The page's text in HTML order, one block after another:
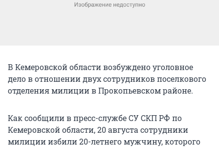
В Кемеровской области возбуждено уголовное
дело в отношении двух сотрудников поселкового
отделения милиции в Прокопьевском районе.
Как сообщили в пресс-службе СУ СКП РФ по
Кемеровской области, 20 августа сотрудники
милиции избили 20-летнего мужчину, которого